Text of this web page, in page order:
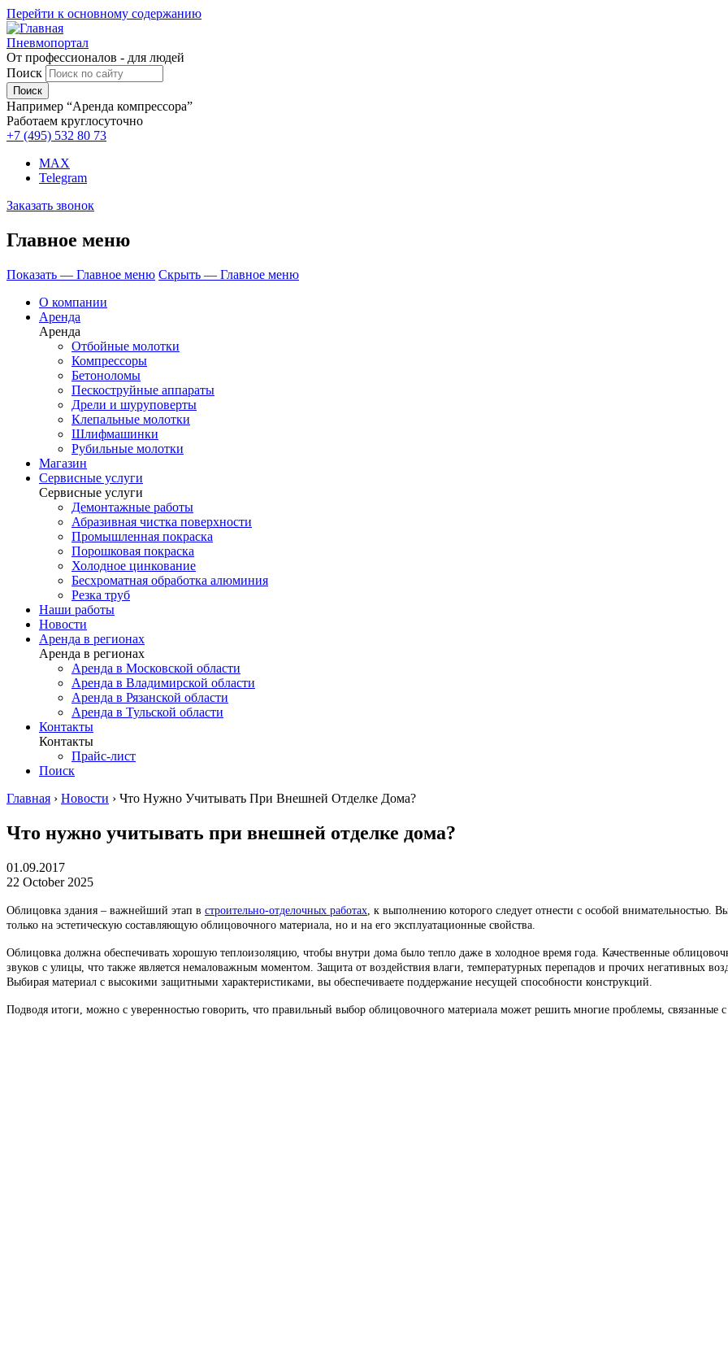
Перейти к основному содержанию
Пневмопортал
От профессионалов - для людей
Поиск
Например “Аренда компрессора”
Работаем круглосуточно
+7 (495) 532 80 73
MAX
Telegram
Заказать звонок
Главное меню
Показать — Главное меню Скрыть — Главное меню
О компании
Аренда
Аренда
Отбойные молотки
Компрессоры
Бетоноломы
Пескоструйные аппараты
Дрели и шуруповерты
Клепальные молотки
Шлифмашинки
Рубильные молотки
Магазин
Сервисные услуги
Сервисные услуги
Демонтажные работы
Абразивная чистка поверхности
Промышленная покраска
Порошковая покраска
Холодное цинкование
Бесхроматная обработка алюминия
Резка труб
Наши работы
Новости
Аренда в регионах
Аренда в регионах
Аренда в Московской области
Аренда в Владимирской области
Аренда в Рязанской области
Аренда в Тульской области
Контакты
Контакты
Прайс-лист
Поиск
Главная › Новости › Что Нужно Учитывать При Внешней Отделке Дома?
Что нужно учитывать при внешней отделке дома?
01.09.2017
22 October 2025
Облицовка здания – важнейший этап в строительно-отделочных работах , к выполнению которого следует отнести с особой внимательностью.
только на эстетическую составляющую облицовочного материала, но и на его эксплуатационные свойства.
Облицовка должна обеспечивать хорошую теплоизоляцию, чтобы внутри дома было тепло даже в холодное время года. Качественные
звуков с улицы, что также является немаловажным моментом. Защита от воздействия влаги, температурных перепадов и прочих негативных
Выбирая материал с высокими защитными характеристиками, вы обеспечиваете поддержание несущей способности конструкций.
Подводя итоги, можно с уверенностью говорить, что правильный выбор облицовочного материала может решить многие проблемы, связанные с